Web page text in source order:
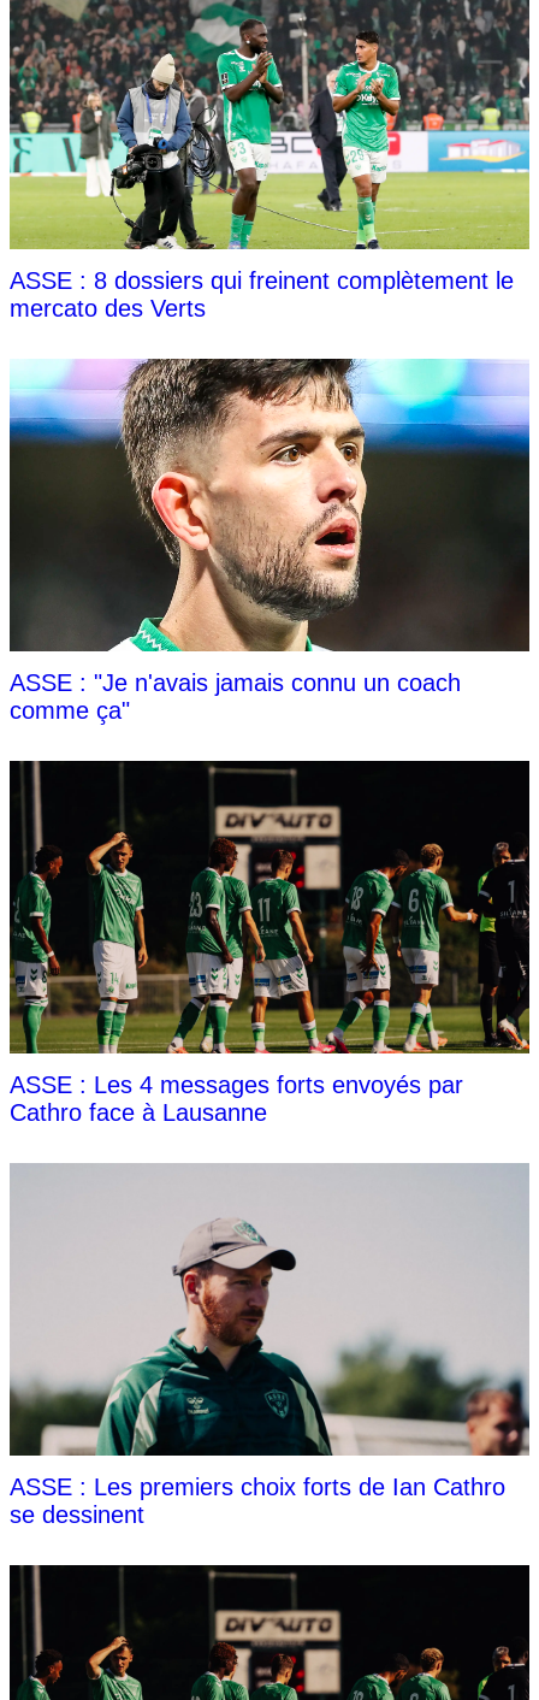
ASSE : 8 dossiers qui freinent complètement le
mercato des Verts
ASSE : "Je n'avais jamais connu un coach
comme ça"
ASSE : Les 4 messages forts envoyés par
Cathro face à Lausanne
ASSE : Les premiers choix forts de Ian Cathro
se dessinent